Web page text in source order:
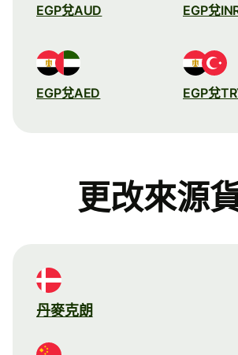
EGP兌AUD EGP兌
EGP兌AED EGP兌
更改來源
丹麥克朗